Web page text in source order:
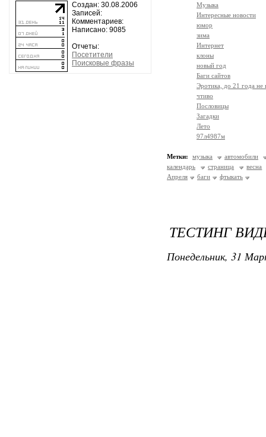
Создан: 30.08.2006
Записей:
Комментариев:
Написано: 9085
Отчеты:
Посетители
Поисковые фразы
Музыка
Интересные новости
юмор
зима
Интернет
клоны
новый год
Баги сайтов
Эротика, до 21 года не
чтиво
Пословицы
Загадки
Лето
97л4987м
Метки: музыка
автомобили
календарь
страница
весна
Апреля
баги фтыкать
ТЕСТИНГ
Понедельник, 31